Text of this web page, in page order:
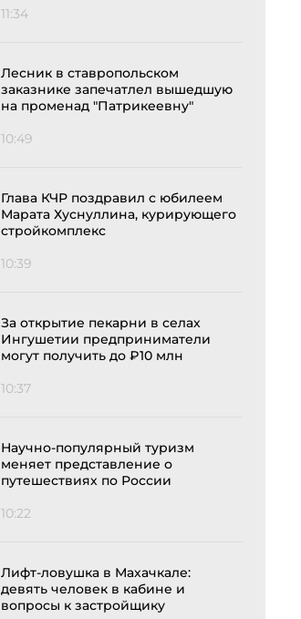
11:34
Лесник в ставропольском
заказнике запечатлел вышедшую
на променад "Патрикеевну"
10:49
Глава КЧР поздравил с юбилеем
Марата Хуснуллина, курирующего
стройкомплекс
10:39
За открытие пекарни в селах
Ингушетии предприниматели
могут получить до ₽10 млн
10:37
Научно-популярный туризм
меняет представление о
путешествиях по России
10:22
Лифт-ловушка в Махачкале:
девять человек в кабине и
вопросы к застройщику